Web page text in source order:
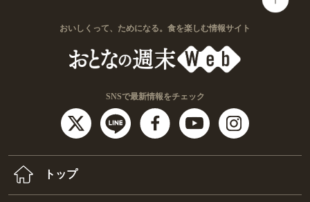
おいしくって、ためになる。食を楽しむ情報サイト
SNSで最新情報をチェック
トップ